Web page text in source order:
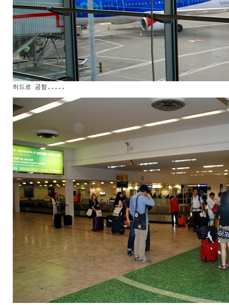
히드로 공항.....